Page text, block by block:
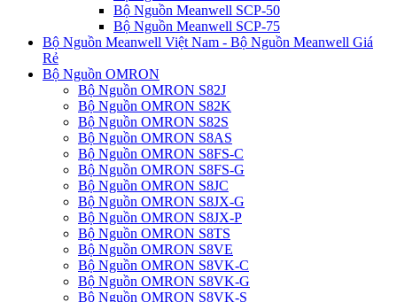
Bộ Nguồn Meanwell SCP-50
Bộ Nguồn Meanwell SCP-75
Bộ Nguồn Meanwell Việt Nam - Bộ Nguồn Meanwell Giá
Rẻ
Bộ Nguồn OMRON
Bộ Nguồn OMRON S82J
Bộ Nguồn OMRON S82K
Bộ Nguồn OMRON S82S
Bộ Nguồn OMRON S8AS
Bộ Nguồn OMRON S8FS-C
Bộ Nguồn OMRON S8FS-G
Bộ Nguồn OMRON S8JC
Bộ Nguồn OMRON S8JX-G
Bộ Nguồn OMRON S8JX-P
Bộ Nguồn OMRON S8TS
Bộ Nguồn OMRON S8VE
Bộ Nguồn OMRON S8VK-C
Bộ Nguồn OMRON S8VK-G
Bộ Nguồn OMRON S8VK-S